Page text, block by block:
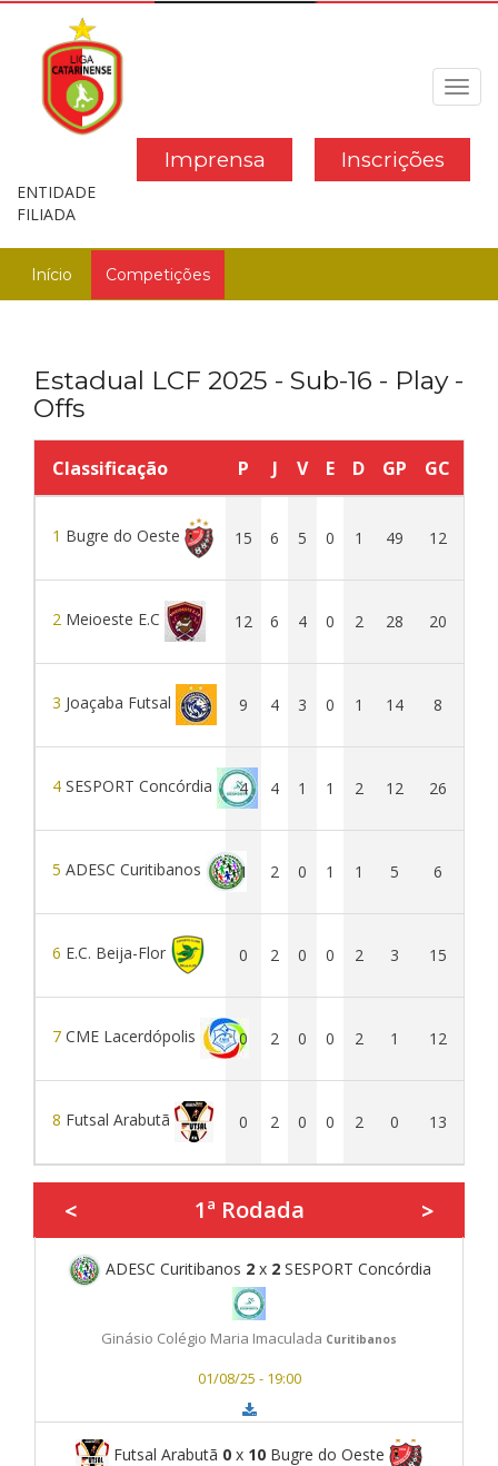
Inscrições
Imprensa
ENTIDADE
FILIADA
Início Competições
Estadual LCF 2025 - Sub-16 - Play -
Offs
Classificação P J V E D GP GC
1 Bugre do Oeste 15 6 5 0 1 49 12
2 Meioeste E.C 12 6 4 0 2 28 20
3 Joaçaba Futsal 9 4 3 0 1 14 8
4 SESPORT Concórdia 4 4 1 1 2 12 26
5 ADESC Curitibanos 1 2 0 1 1 5 6
6 E.C. Beija-Flor 0 2 0 0 2 3 15
7 CME Lacerdópolis 0 2 0 0 2 1 12
8 Futsal Arabutã 0 2 0 0 2 0 13
< 1ª Rodada >
ADESC Curitibanos 2x 2SESPORT Concórdia
Ginásio Colégio Maria Imaculada Curitibanos
01/08/25 - 19:00
Futsal Arabutã 0 x 10 Bugre do Oeste